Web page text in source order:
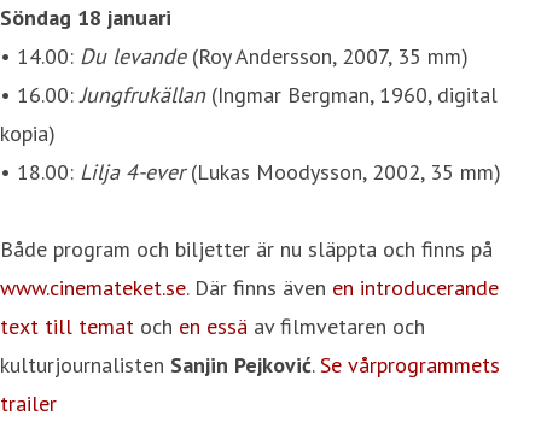
Söndag 18 januari
• 14.00: Du levande (Roy Andersson, 2007, 35 mm)
• 16.00:Jungfrukällan(Ingmar Bergman, 1960, digital
kopia)
• 18.00: Lilja 4-ever(Lukas Moodysson, 2002, 35 mm)
Både program och biljetter är nu släppta och finns på
www.cinemateket.se. Där finns även en introducerande
text till temat och en essä av filmvetaren och
kulturjournalisten Sanjin Pejković.Se vårprogrammets
trailer